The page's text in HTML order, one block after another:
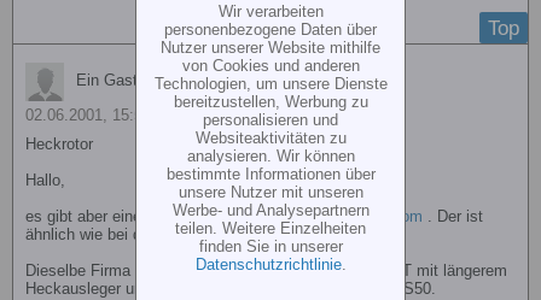
Top
Ein Gast antwortete
02.06.2001, 15:57
Heckrotor
Hallo,
es gibt aber einen Umbausatz beihttp://www.helihut.com . Der ist
ähnlich wie bei der Freya...
Dieselbe Firma verkauft auch einen Umbausatz von TT mit längerem
Heckausleger und angepasster ßbersetzung für den OS50.
Wir verarbeiten
personenbezogene Daten über
Nutzer unserer Website mithilfe
von Cookies und anderen
Technologien, um unsere Dienste
bereitzustellen, Werbung zu
personalisieren und
Websiteaktivitäten zu
analysieren. Wir können
bestimmte Informationen über
unsere Nutzer mit unseren
Werbe- und Analysepartnern
teilen. Weitere Einzelheiten
finden Sie in unserer
Datenschutzrichtlinie.